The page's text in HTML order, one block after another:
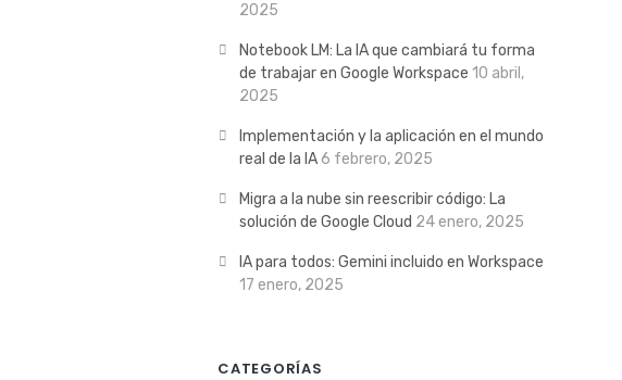
2025
Notebook LM: La IA que cambiará tu forma
de trabajar en Google Workspace 10 abril,
2025
Implementación y la aplicación en el mundo
real de la IA 6 febrero, 2025
Migra a la nube sin reescribir código: La
solución de Google Cloud 24 enero, 2025
IA para todos: Gemini incluido en Workspace
17 enero, 2025
CATEGORÍAS